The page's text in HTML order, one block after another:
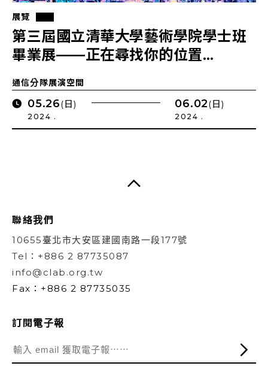
展覽
第三屆國立清華大學藝術學院學士班
畢業展——正在尋找你的位置…
通信分隊展演空間
05.26(日)
2024 .
06.02(日)
2024 .
聯絡我們
10655臺北市大安區建國南路一段177號
Tel：+886 2 87735087
info@clab.org.tw
Fax：+886 2 87735035
訂閱電子報